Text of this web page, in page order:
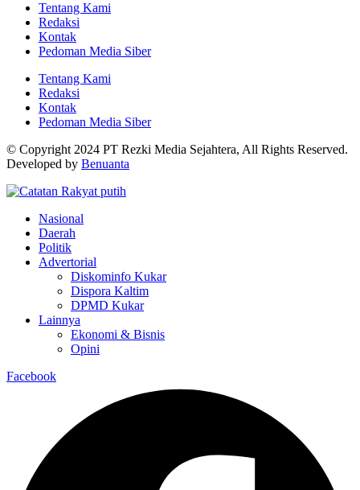
Tentang Kami
Redaksi
Kontak
Pedoman Media Siber
Tentang Kami
Redaksi
Kontak
Pedoman Media Siber
© Copyright 2024 PT Rezki Media Sejahtera, All Rights Reserved.
Developed by Benuanta
Nasional
Daerah
Politik
Advertorial
Diskominfo Kukar
Dispora Kaltim
DPMD Kukar
Lainnya
Ekonomi & Bisnis
Opini
Facebook